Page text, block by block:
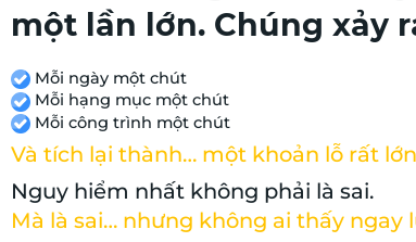
một lần lớn. Chúng xảy
Mỗi ngày một chút
Mỗi hạng mục một chút
Mỗi công trình một chút
Và tích lại thành… một khoản lỗ rất lớn
Nguy hiểm nhất không phải là sai.
Mà là sai… nhưng không ai thấy ngay